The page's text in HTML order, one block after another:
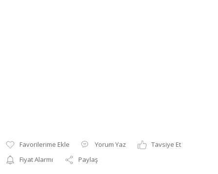
Yorum Yaz
Tavsiye Et
Fiyat Alarmı
Paylaş